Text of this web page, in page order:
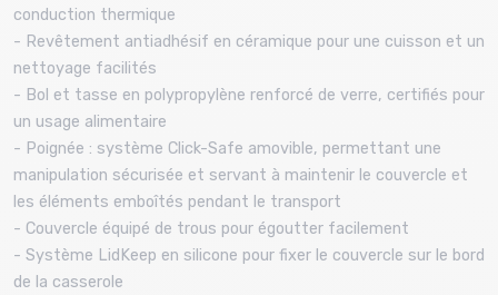
conduction thermique
- Revêtement antiadhésif en céramique pour une cuisson et un
nettoyage facilités
- Bol et tasse en polypropylène renforcé de verre, certifiés pour
un usage alimentaire
- Poignée : système Click-Safe amovible, permettant une
manipulation sécurisée et servant à maintenir le couvercle et
les éléments emboîtés pendant le transport
- Couvercle équipé de trous pour égoutter facilement
- Système LidKeep en silicone pour fixer le couvercle sur le bord
de la casserole